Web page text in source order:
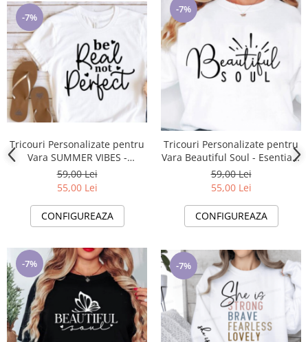
-7%
Tricouri Personalizate pentru
Vara SUMMER VIBES -
Esentiale in Bagajul Tau de
Vacanta ❤️ E-Cadou.com
59,00 Lei
55,00 Lei
CONFIGUREAZA
-7%
Tricouri Personalizate pentru
Vara Beautiful Soul - Esentiale
in Bagajul Tau de Vacanta ❤️
E-Cadou.com
59,00 Lei
55,00 Lei
CONFIGUREAZA
-7% -7%